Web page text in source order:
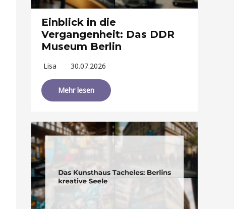
Einblick in die
Vergangenheit: Das DDR
Museum Berlin
Lisa 30.07.2026
Mehr lesen